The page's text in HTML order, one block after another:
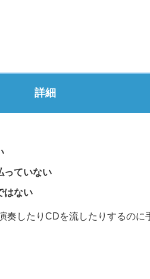
詳細
っていない
はない
奏したりCDを流したりするのに